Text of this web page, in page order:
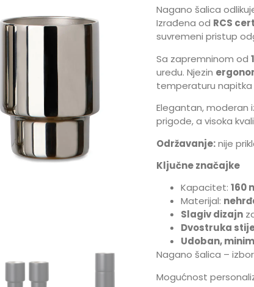
Nagano šalica
Izrađena od RCS
suvremeni pristup
Sa zapremninom od
uredu. Njezin
temperaturu napitka
Elegantan, moderan
prigode, a visoka
Održavanje:nije
Ključne značajke
Kapacitet: 160
Materijal:
Slagiv dizajn
Dvostruka
Udoban,
Nagano šalica –
Mogućnost